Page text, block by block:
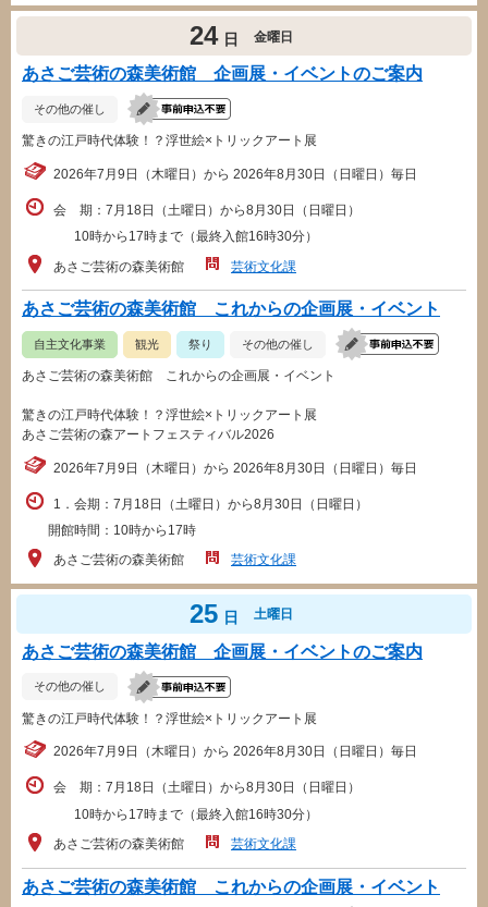
24 日 金曜日
あさご芸術の森美術館 企画展・イベントのご案内
その他の催し
驚きの江戸時代体験！？浮世絵×トリックアート展
2026年7月9日（木曜日）から 2026年8月30日（日曜日）毎日
会 期：7月18日（土曜日）から8月30日（日曜日）
10時から17時まで（最終入館16時30分）
あさご芸術の森美術館
芸術文化課
あさご芸術の森美術館 これからの企画展・イベント
自主文化事業 観光 祭り その他の催し
あさご芸術の森美術館 これからの企画展・イベント
驚きの江戸時代体験！？浮世絵×トリックアート展
あさご芸術の森アートフェスティバル2026
2026年7月9日（木曜日）から 2026年8月30日（日曜日）毎日
1．会期：7月18日（土曜日）から8月30日（日曜日）
開館時間：10時から17時
あさご芸術の森美術館
芸術文化課
25 日 土曜日
あさご芸術の森美術館 企画展・イベントのご案内
その他の催し
驚きの江戸時代体験！？浮世絵×トリックアート展
2026年7月9日（木曜日）から 2026年8月30日（日曜日）毎日
会 期：7月18日（土曜日）から8月30日（日曜日）
10時から17時まで（最終入館16時30分）
あさご芸術の森美術館
芸術文化課
あさご芸術の森美術館 これからの企画展・イベント